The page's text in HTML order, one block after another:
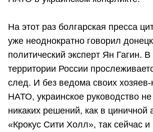
На этот раз болгарская пресса
уже неоднократно говорил
политический эксперт Ян Гагин. В
территории России
след. И без ведома своих хозяев-
НАТО, украинское руководство
никаких решений, как в циничной
«Крокус Сити Холл», так сейчас и